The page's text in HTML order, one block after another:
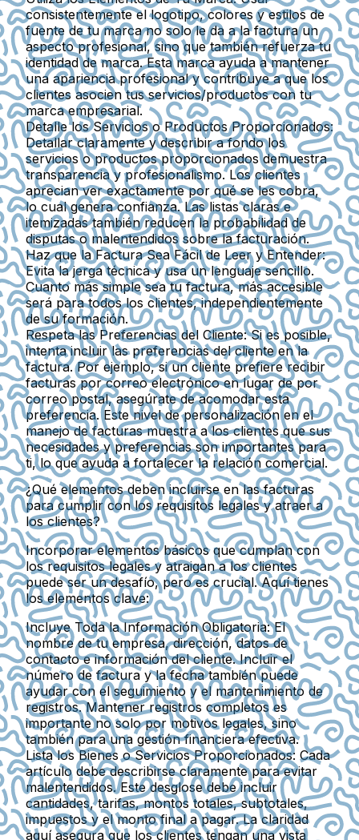
consistentemente el logotipo, colores y estilos de
fuente de tu marca no solo le da a la factura un
aspecto profesional, sino que también refuerza tu
identidad de marca. Esta marca ayuda a mantener
una apariencia profesional y contribuye a que los
clientes asocien tus servicios/productos con tu
marca empresarial.
Detalle los Servicios o Productos Proporcionados:
Detallar claramente y describir a fondo los
servicios o productos proporcionados demuestra
transparencia y profesionalismo. Los clientes
aprecian ver exactamente por qué se les cobra,
lo cual genera confianza. Las listas claras e
itemizadas también reducen la probabilidad de
disputas o malentendidos sobre la facturación.
Haz que la Factura Sea Fácil de Leer y Entender:
Evita la jerga técnica y usa un lenguaje sencillo.
Cuanto más simple sea tu factura, más accesible
será para todos los clientes, independientemente
de su formación.
Respeta las Preferencias del Cliente: Si es posible,
intenta incluir las preferencias del cliente en la
factura. Por ejemplo, si un cliente prefiere recibir
facturas por correo electrónico en lugar de por
correo postal, asegúrate de acomodar esta
preferencia. Este nivel de personalización en el
manejo de facturas muestra a los clientes que sus
necesidades y preferencias son importantes para
ti, lo que ayuda a fortalecer la relación comercial.
¿Qué elementos deben incluirse en las facturas
para cumplir con los requisitos legales y atraer a
los clientes?
Incorporar elementos básicos que cumplan con
los requisitos legales y atraigan a los clientes
puede ser un desafío, pero es crucial. Aquí tienes
los elementos clave:
Incluye Toda la Información Obligatoria: El
nombre de tu empresa, dirección, datos de
contacto e información del cliente. Incluir el
número de factura y la fecha también puede
ayudar con el seguimiento y el mantenimiento de
registros. Mantener registros completos es
importante no solo por motivos legales, sino
también para una gestión financiera efectiva.
Lista los Bienes o Servicios Proporcionados: Cada
artículo debe describirse claramente para evitar
malentendidos. Este desglose debe incluir
cantidades, tarifas, montos totales, subtotales,
impuestos y el monto final a pagar. La claridad
aquí asegura que los clientes tengan una vista